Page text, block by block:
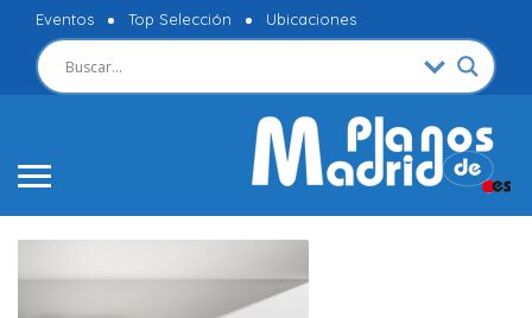
Eventos Top Selección Ubicaciones